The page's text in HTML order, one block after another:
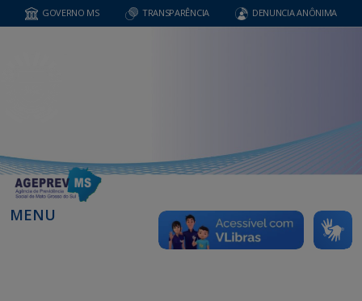
GOVERNO MS TRANSPARÊNCIA DENUNCIA ANÔNIMA
MENU